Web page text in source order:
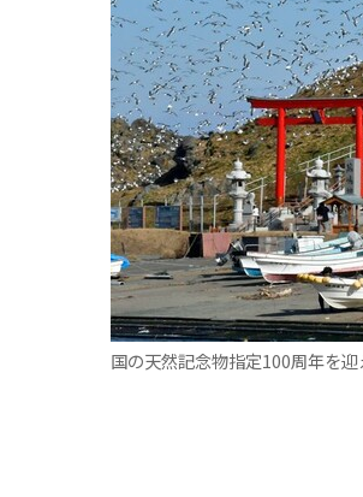
国の天然記念物指定100周年を